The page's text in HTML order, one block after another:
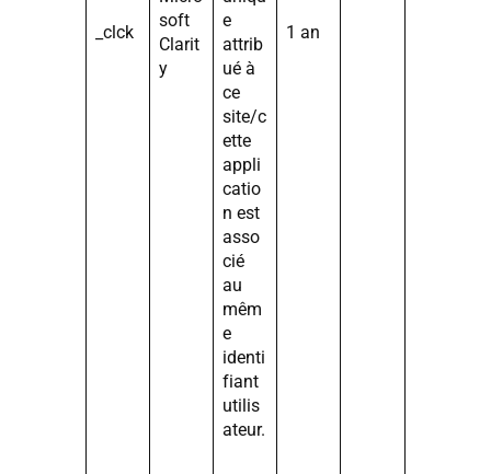
_clck
soft
Clarit
y
e
attrib
ué à
ce
site/c
ette
appli
catio
n est
asso
cié
au
mêm
e
identi
fiant
utilis
ateur.
1 an